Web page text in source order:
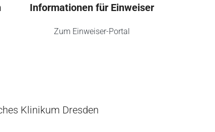
Informationen für Einweiser
Zum Einweiser-Portal
Klinikum Dresden